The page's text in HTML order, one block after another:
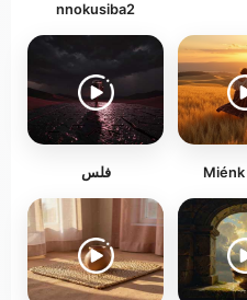
nnokusiba2
فلس Miénk